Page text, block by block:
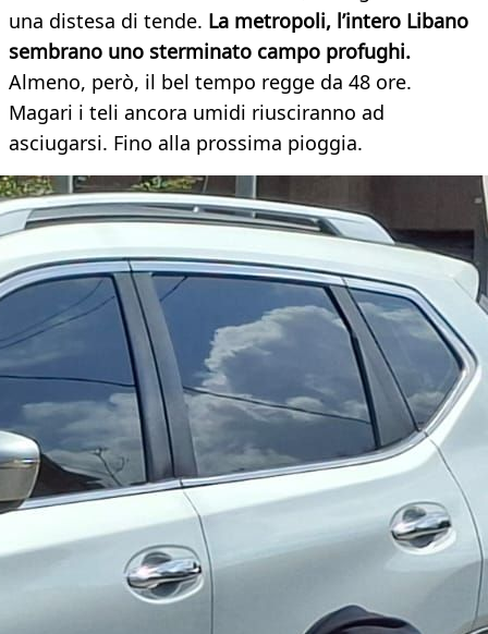
una distesa di tende. La metropoli, l’intero Libano
sembrano uno sterminato campo profughi.
Almeno, però, il bel tempo regge da 48 ore.
Magari i teli ancora umidi riusciranno ad
asciugarsi. Fino alla prossima pioggia.